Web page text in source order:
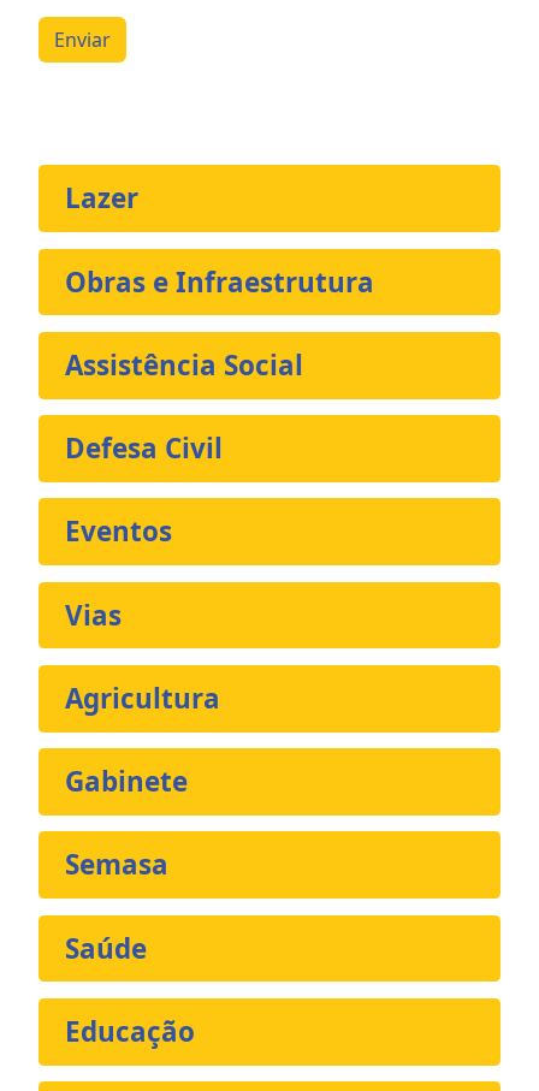
Enviar
Lazer
Obras e Infraestrutura
Assistência Social
Defesa Civil
Eventos
Vias
Agricultura
Gabinete
Semasa
Saúde
Educação